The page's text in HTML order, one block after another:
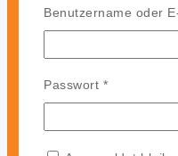
JOTUN
glatte
Benutzername oder
Passwort *Erforderlich